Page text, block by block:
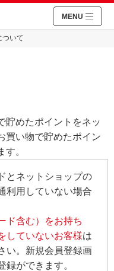
MENU
ついて
貯めたポイントをネッ
買い物で貯めたポイン
。
とネットショップの
利用していない場合
ド含む）をお持ち
していないお客様は
い。新規会員登録画
録ができます。